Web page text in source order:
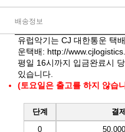
배송정보
유럽악기는 CJ 대한통운 택
운택배: http://
평일 16시까지 입금완료시
있습니다.
(토요일은 출고를 하지 않습
단계 결
0